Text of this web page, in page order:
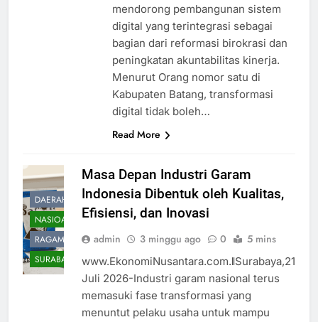
mendorong pembangunan sistem
digital yang terintegrasi sebagai
bagian dari reformasi birokrasi dan
peningkatan akuntabilitas kinerja.
Menurut Orang nomor satu di
Kabupaten Batang, transformasi
digital tidak boleh…
Read More
DAERAH
NASIOAL
RAGAM
SURABAYA
Masa Depan Industri Garam
Indonesia Dibentuk oleh Kualitas,
Efisiensi, dan Inovasi
admin 3 minggu ago 0 5 mins
www.EkonomiNusantara.com.ǁSurabaya,21
Juli 2026-Industri garam nasional terus
memasuki fase transformasi yang
menuntut pelaku usaha untuk mampu